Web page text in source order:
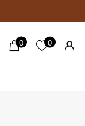
0 הרשימה
0